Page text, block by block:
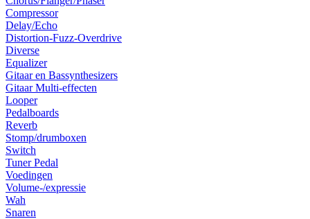
Compressor
Delay/Echo
Distortion-Fuzz-Overdrive
Diverse
Equalizer
Gitaar en Bassynthesizers
Gitaar Multi-effecten
Looper
Pedalboards
Reverb
Stomp/drumboxen
Switch
Tuner Pedal
Voedingen
Volume-/expressie
Wah
Snaren